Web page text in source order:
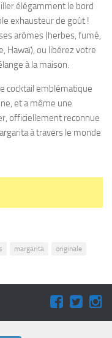
élégamment le bord
exhausteur de goût !
arômes (herbes, fumé,
Hawaï), ou libérez votre
à la maison.
cocktail emblématique
et a même une
officiellement reconnue
à travers le monde
margarita originale